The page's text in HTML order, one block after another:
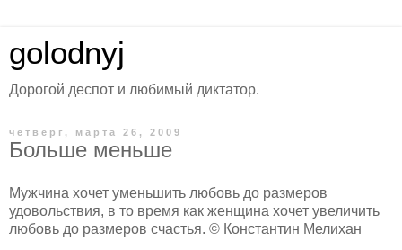
golodnyj
Дорогой деспот и любимый диктатор.
четверг, марта 26, 2009
Больше меньше
Мужчина хочет уменьшить любовь до размеров
удовольствия, в то время как женщина хочет увеличить
любовь до размеров счастья. © Константин Мелихан